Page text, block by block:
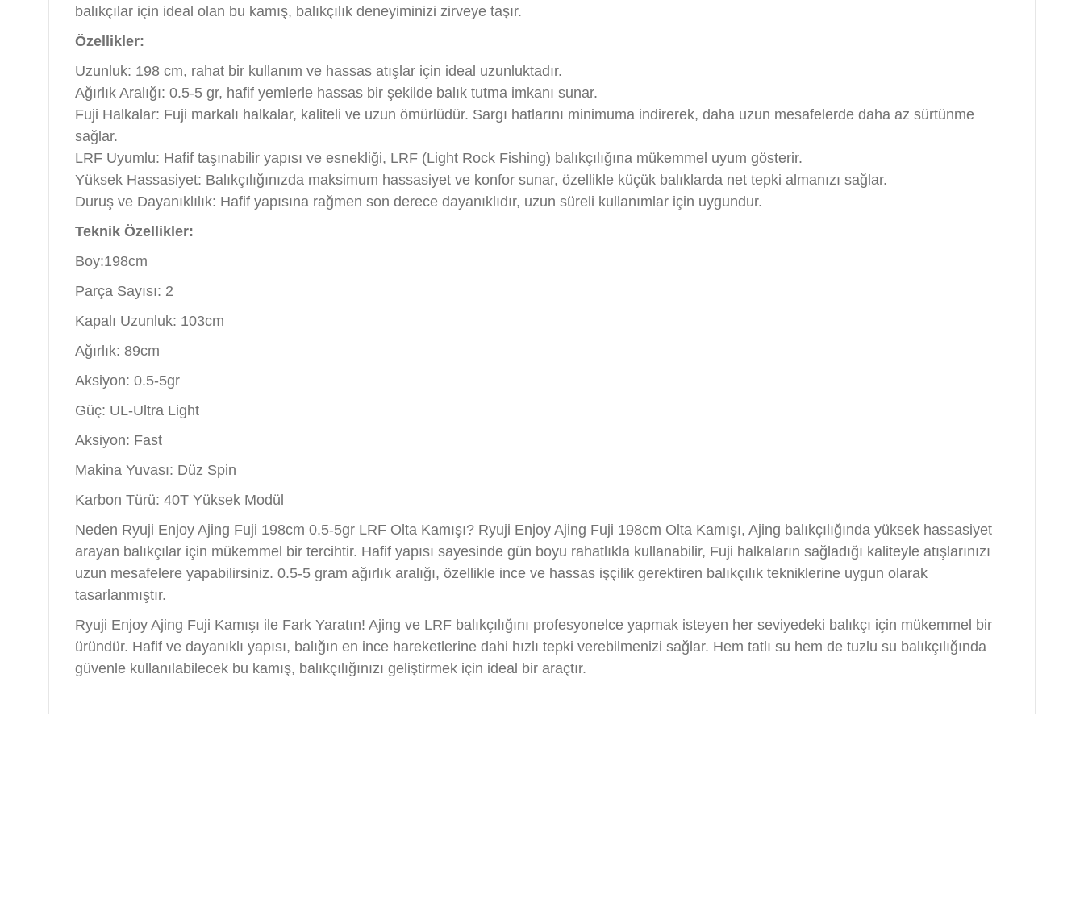
balıkçılar için ideal olan bu kamış, balıkçılık deneyiminizi zirveye taşır.
Özellikler:
Uzunluk: 198 cm, rahat bir kullanım ve hassas atışlar için ideal uzunluktadır.
Ağırlık Aralığı: 0.5-5 gr, hafif yemlerle hassas bir şekilde balık tutma imkanı sunar.
Fuji Halkalar: Fuji markalı halkalar, kaliteli ve uzun ömürlüdür. Sargı hatlarını minimuma indirerek, daha uzun mesafelerde daha az sürtünme
sağlar.
LRF Uyumlu: Hafif taşınabilir yapısı ve esnekliği, LRF (Light Rock Fishing) balıkçılığına mükemmel uyum gösterir.
Yüksek Hassasiyet: Balıkçılığınızda maksimum hassasiyet ve konfor sunar, özellikle küçük balıklarda net tepki almanızı sağlar.
Duruş ve Dayanıklılık: Hafif yapısına rağmen son derece dayanıklıdır, uzun süreli kullanımlar için uygundur.
Teknik Özellikler:
Boy:198cm
Parça Sayısı: 2
Kapalı Uzunluk: 103cm
Ağırlık: 89cm
Aksiyon: 0.5-5gr
Güç: UL-Ultra Light
Aksiyon: Fast
Makina Yuvası: Düz Spin
Karbon Türü: 40T Yüksek Modül
Neden Ryuji Enjoy Ajing Fuji 198cm 0.5-5gr LRF Olta Kamışı? Ryuji Enjoy Ajing Fuji 198cm Olta Kamışı, Ajing balıkçılığında yüksek hassasiyet
arayan balıkçılar için mükemmel bir tercihtir. Hafif yapısı sayesinde gün boyu rahatlıkla kullanabilir, Fuji halkaların sağladığı kaliteyle atışlarınızı
uzun mesafelere yapabilirsiniz. 0.5-5 gram ağırlık aralığı, özellikle ince ve hassas işçilik gerektiren balıkçılık tekniklerine uygun olarak
tasarlanmıştır.
Ryuji Enjoy Ajing Fuji Kamışı ile Fark Yaratın! Ajing ve LRF balıkçılığını profesyonelce yapmak isteyen her seviyedeki balıkçı için mükemmel bir
üründür. Hafif ve dayanıklı yapısı, balığın en ince hareketlerine dahi hızlı tepki verebilmenizi sağlar. Hem tatlı su hem de tuzlu su balıkçılığında
güvenle kullanılabilecek bu kamış, balıkçılığınızı geliştirmek için ideal bir araçtır.